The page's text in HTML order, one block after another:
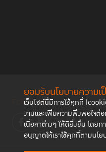
ยอมรับนโยบายความ
เว็บไซต์นี้มีการใช้คุกกี้
งานและเพิ่มความพึงพอใจต่
เนื้อหาต่างๆ ให้ดียิ่งขึ้น โดยก
อนุญาตให้เราใช้คุกกี้ตามนโย
Follow us